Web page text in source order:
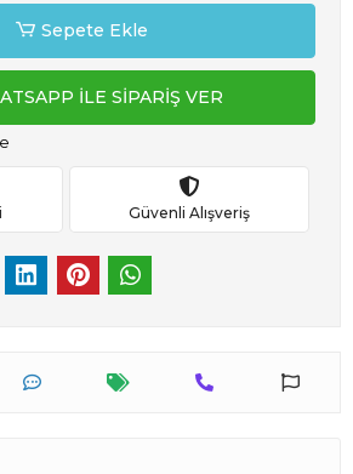
Sepete Ekle
İLE SİPARİŞ VER
Güvenli Alışveriş